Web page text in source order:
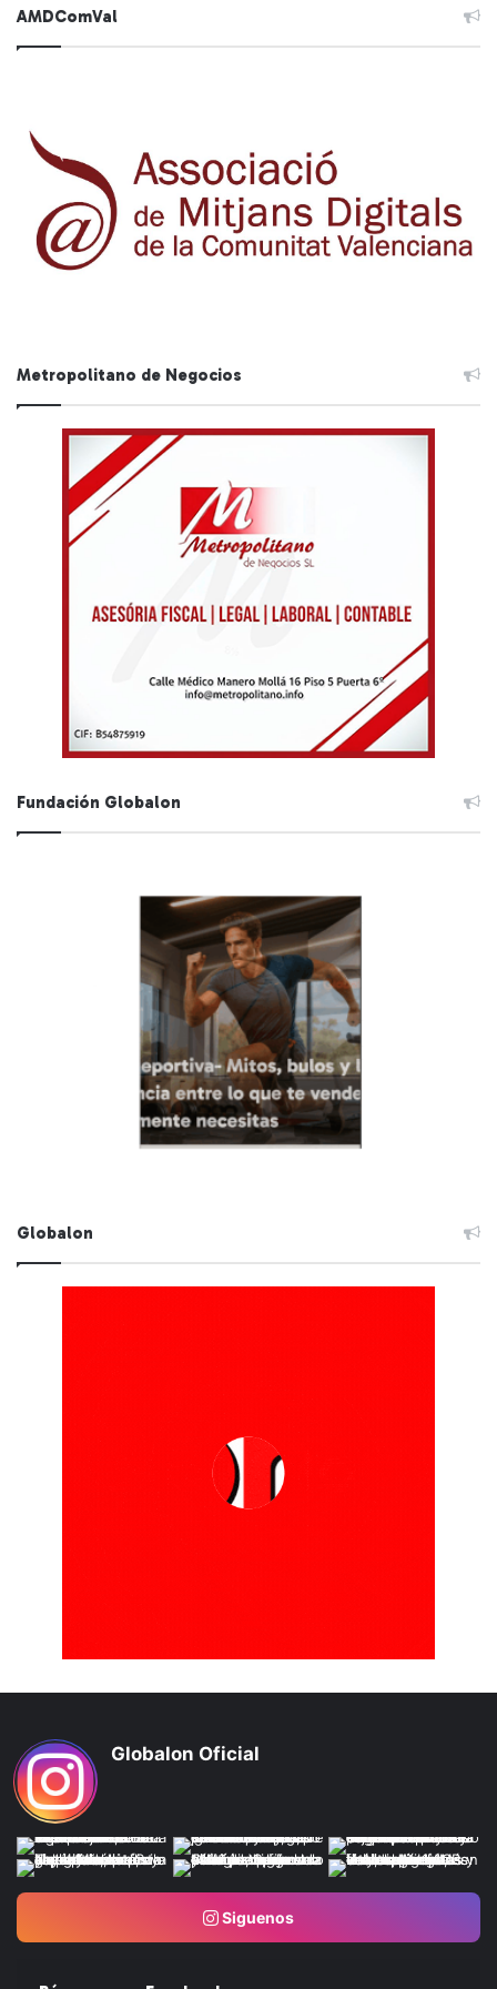
AMDComVal
Metropolitano de Negocios
Fundación Globalon
Globalon
Globalon Oficial
Siguenos